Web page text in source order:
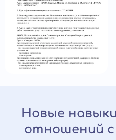
Новые
отношений